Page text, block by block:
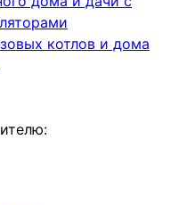
котлов и дома